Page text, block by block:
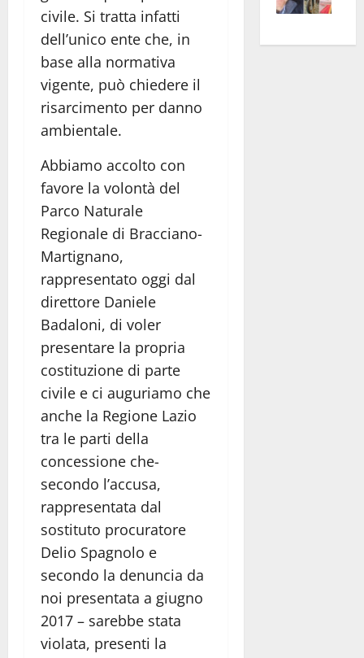
civile. Si tratta infatti
dell’unico ente che, in
base alla normativa
vigente, può chiedere il
risarcimento per danno
ambientale.
Abbiamo accolto con
favore la volontà del
Parco Naturale
Regionale di Bracciano-
Martignano,
rappresentato oggi dal
direttore Daniele
Badaloni, di voler
presentare la propria
costituzione di parte
civile e ci auguriamo che
anche la Regione Lazio
tra le parti della
concessione che-
secondo l’accusa,
rappresentata dal
sostituto procuratore
Delio Spagnolo e
secondo la denuncia da
noi presentata a giugno
2017 – sarebbe stata
violata, presenti la
euro